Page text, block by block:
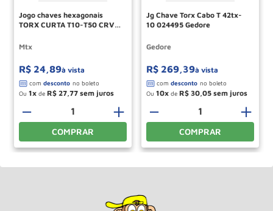
Jogo chaves hexagonais
TORX CURTA T10-T50 CRV
Mtx
R$ 24 89à vista
Ou 1 de R$ 27 77
＋
－
COMPRAR
Jg Chave Torx Cabo T 42tx-
10 024495 Gedore
Gedore
R$ 269 39à vista
Ou 10 de R$ 30 05
＋
－
COMPRAR